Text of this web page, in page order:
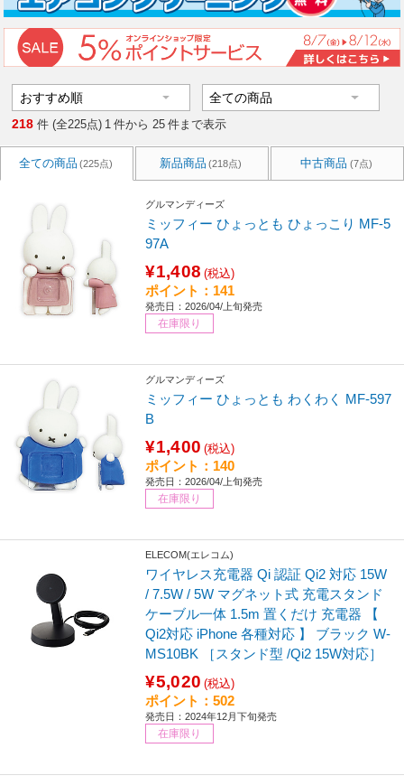
218 件 (全225点) 1 件から 25 件まで表示
全ての商品 (225点) 新品商品 (218点) 中古商品 (7点)
グルマンディーズ
ミッフィー ひょっとも ひょっこり MF-5
97A
¥1,408 (税込)
ポイント：141
発売日：2026/04/上旬発売
在庫限り
グルマンディーズ
ミッフィー ひょっとも わくわく MF-597
B
¥1,400 (税込)
ポイント：140
発売日：2026/04/上旬発売
在庫限り
ELECOM(エレコム)
ワイヤレス充電器 Qi 認証 Qi2 対応 15W
/ 7.5W / 5W マグネット式 充電スタンド
ケーブル一体 1.5m 置くだけ 充電器 【
Qi2対応 iPhone 各種対応 】 ブラック W-
MS10BK ［スタンド型 /Qi2 15W対応］
¥5,020 (税込)
ポイント：502
発売日：2024年12月下旬発売
在庫限り